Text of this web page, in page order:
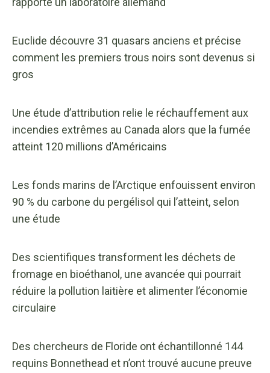
Euclide découvre 31 quasars anciens et précise
comment les premiers trous noirs sont devenus si
gros
Une étude d’attribution relie le réchauffement aux
incendies extrêmes au Canada alors que la fumée
atteint 120 millions d’Américains
Les fonds marins de l’Arctique enfouissent environ
90 % du carbone du pergélisol qui l’atteint, selon
une étude
Des scientifiques transforment les déchets de
fromage en bioéthanol, une avancée qui pourrait
réduire la pollution laitière et alimenter l’économie
circulaire
Des chercheurs de Floride ont échantillonné 144
requins Bonnethead et n’ont trouvé aucune preuve